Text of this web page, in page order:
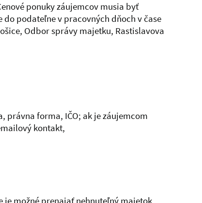
ponuky záujemcov musia byť
podateľne v pracovných dňoch v čase
Odbor správy majetku, Rastislavova
právna forma, IČO; ak je záujemcom
kontakt,